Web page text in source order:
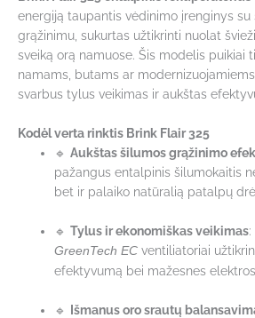
energiją taupantis vėdinimo įrenginys
grąžinimu, sukurtas užtikrinti nuolat
sveiką orą namuose. Šis modelis puikiai
namams, butams ar
svarbus tylus veikimas ir aukštas
Kodėl verta rinktis Brink Flair 325
🔹Aukštas šilumos grąžinimo
pažangus entalpinis šilumokaitis
bet ir palaiko natūralią patalpų
🔹Tylus ir ekonomiškas veikimas
GreenTech EC ventiliatoriai
efektyvumą bei mažesnes
🔹 Išmanus oro srautų